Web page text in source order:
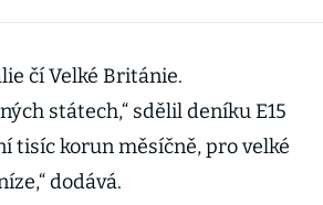
čí Velké Británie.
státech,“ sdělil deníku E15
tisíc korun měsíčně, pro velké
dodává.